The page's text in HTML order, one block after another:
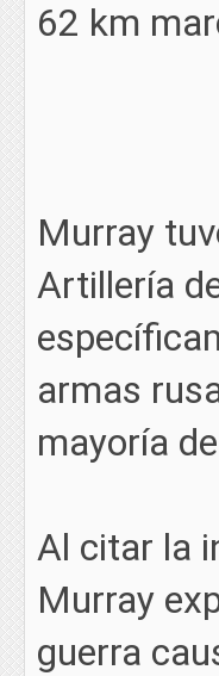
62 km
Murray
Artillería
armas
mayoría
Al citar la
Murray
guerra